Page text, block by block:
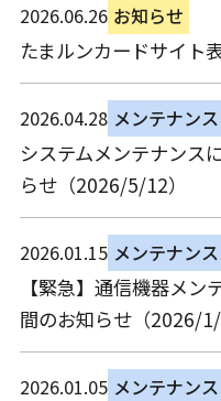
2026.06.26 お知らせ
たまルンカードサイト
2026.04.28 メンテナンス
システムメンテナンス
らせ（2026/5/12）
2026.01.15 メンテナンス
【緊急】通信機器メ
間のお知らせ（2026/1/
2026.01.05 メンテナンス